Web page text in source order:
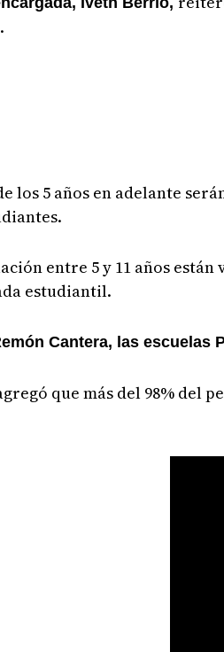
los 5 años en adelante
entre 5 y 11 años
estudiantil.
Cantera, las
que más del 98% del